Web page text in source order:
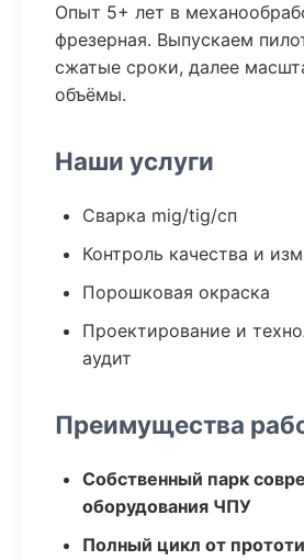
Опыт 5+ лет в
фрезерная. Выпускаем
сжатые сроки, далее
объёмы.
Наши услуги
Сварка mig/tig/сп
Контроль качества и
Порошковая окраска
Проектирование и
аудит
Преимущества
Собственный парк
оборудования ЧПУ
Полный цикл от